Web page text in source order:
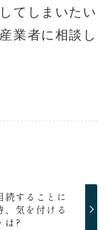
てしまいたい
業者に相談し
続することに
、気を付ける
は?